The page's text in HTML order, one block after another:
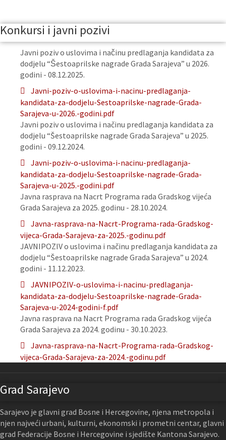
Konkursi i javni pozivi
Javni poziv o uslovima i načinu predlaganja kandidata za
dodjelu “Šestoaprilske nagrade Grada Sarajeva” u 2026.
godini - 08.12.2025.
Javni-poziv-o-uslovima-i-nacinu-predlaganja-
kandidata-za-dodjelu-Sestoaprilske-nagrade-Grada-
Sarajeva-u-2026.-godini.pdf
Javni poziv o uslovima i načinu predlaganja kandidata za
dodjelu “Šestoaprilske nagrade Grada Sarajeva” u 2025.
godini - 09.12.2024.
Javni-poziv-o-uslovima-i-nacinu-predlaganja-
kandidata-za-dodjelu-Sestoaprilske-nagrade-Grada-
Sarajeva-u-2025.-godini.pdf
Javna rasprava na Nacrt Programa rada Gradskog vijeća
Grada Sarajeva za 2025. godinu - 28.10.2024.
Javna-rasprava-na-Nacrt-Programa-rada-Gradskog-
vijeca-Grada-Sarajeva-za-2025.-godinu.pdf
JAVNIPOZIV o uslovima i načinu predlaganja kandidata za
dodjelu “Šestoaprilske nagrade Grada Sarajeva” u 2024.
godini - 11.12.2023.
JAVNIPOZIV-o-uslovima-i-nacinu-predlaganja-
kandidata-za-dodjelu-Sestoaprilske-nagrade-Grada-
Sarajeva-u-2024-godini-f.pdf
Javna rasprava na Nacrt Programa rada Gradskog vijeća
Grada Sarajeva za 2024. godinu - 30.10.2023.
Javna-rasprava-na-Nacrt-Programa-rada-Gradskog-
vijeca-Grada-Sarajeva-za-2024.-godinu.pdf
Grad Sarajevo
Sarajevo je glavni grad Bosne i Hercegovine, njena metropola i
njen najveći urbani, kulturni, ekonomski i prometni centar, glavni
grad Federacije Bosne i Hercegovine i sjedište Kantona Sarajevo.